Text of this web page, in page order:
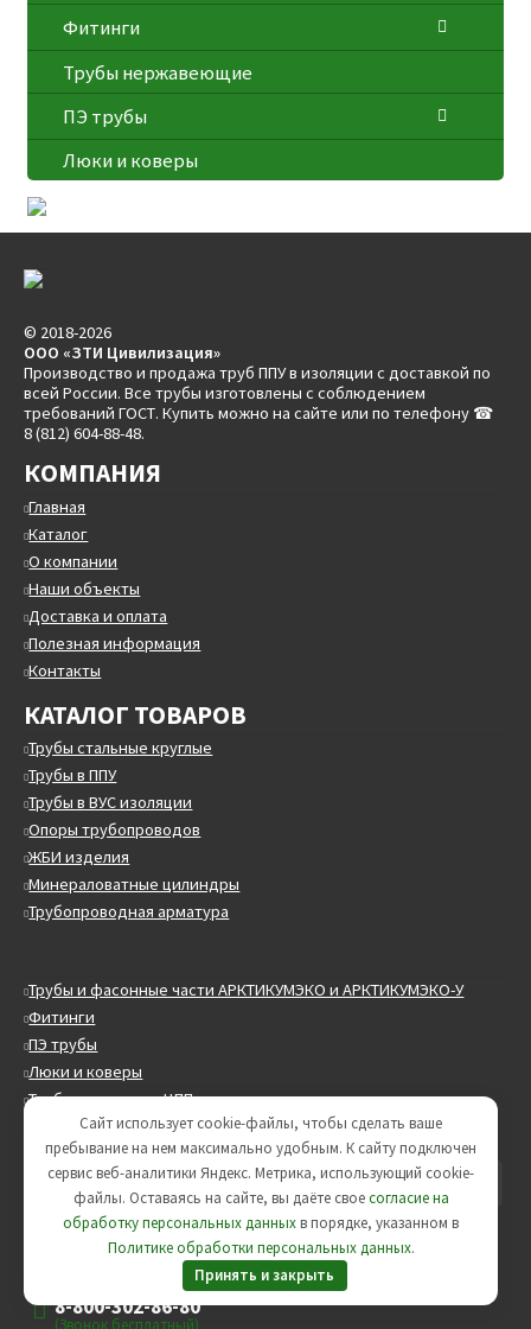
Фитинги
Трубы нержавеющие
ПЭ трубы
Люки и коверы
© 2018-2026
ООО «ЗТИ Цивилизация»
Производство и продажа труб ППУ в изоляции с доставкой по
всей России. Все трубы изготовлены с соблюдением
требований ГОСТ. Купить можно на сайте или по телефону ☎
8 (812) 604-88-48.
КОМПАНИЯ
Главная
Каталог
О компании
Наши объекты
Доставка и оплата
Полезная информация
Контакты
КАТАЛОГ ТОВАРОВ
Трубы стальные круглые
Трубы в ППУ
Трубы в ВУС изоляции
Опоры трубопроводов
ЖБИ изделия
Минераловатные цилиндры
Трубопроводная арматура
Трубы и фасонные части АРКТИКУМЭКО и АРКТИКУМЭКО-У
Фитинги
ПЭ трубы
Люки и коверы
Трубы стальные в ЦПП изоляции
Трубы и фасонные части ИЗОКОМ
Искать:
Поиск
+7(812) 604-88-48
info@civilizationzti.ru
8-800-302-86-80
(Звонок бесплатный)
Сайт использует cookie-файлы, чтобы сделать ваше
пребывание на нем максимально удобным. К cайту подключен
сервис веб-аналитики Яндекс. Метрика, использующий cookie-
файлы. Оставаясь на сайте, вы даёте своесогласие на
обработку персональных данныхв порядке, указанном в
Политике обработки персональных данных.
Принять и закрыть